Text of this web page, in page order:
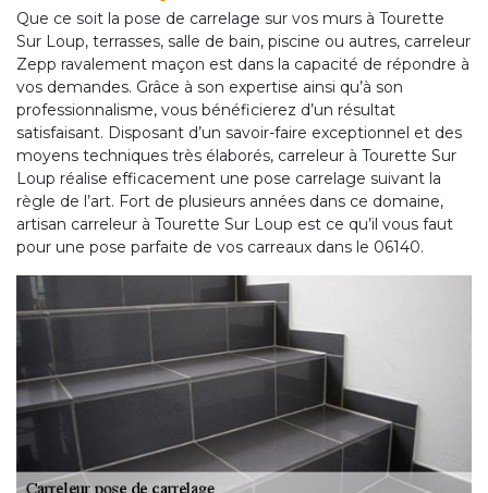
Que ce soit la pose de carrelage sur vos murs à Tourette
Sur Loup, terrasses, salle de bain, piscine ou autres, carreleur
Zepp ravalement maçon est dans la capacité de répondre à
vos demandes. Grâce à son expertise ainsi qu’à son
professionnalisme, vous bénéficierez d’un résultat
satisfaisant. Disposant d’un savoir-faire exceptionnel et des
moyens techniques très élaborés, carreleur à Tourette Sur
Loup réalise efficacement une pose carrelage suivant la
règle de l’art. Fort de plusieurs années dans ce domaine,
artisan carreleur à Tourette Sur Loup est ce qu’il vous faut
pour une pose parfaite de vos carreaux dans le 06140.